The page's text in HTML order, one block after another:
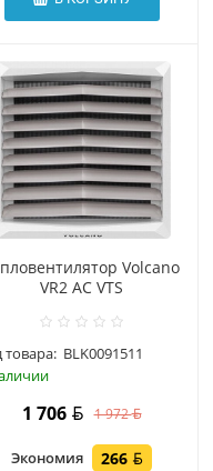
Volcano
VR2 АС VTS
товара: BLK0091511
1 706 1 972
Экономия 266